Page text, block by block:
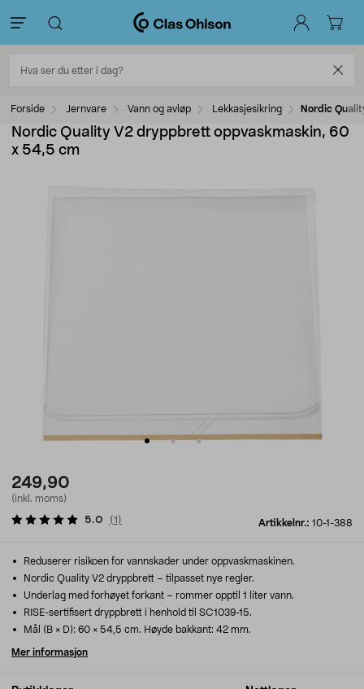
Forside Jernvare Vann og avløp Lekkasjesikring Nordic
Nordic Quality V2 dryppbrett oppvaskmaskin, 60
x 54,5 cm
249,90
(inkl. moms)
Artikkelnr.: 10-1-388
5.0 (1 )
Reduserer risikoen for vannskader under oppvaskmaskinen.
Nordic Quality V2 dryppbrett – tilpasset nye regler.
Underlag med forhøyet forkant – rommer opptil 1 liter vann.
RISE-sertifisert dryppbrett i henhold til SC1039-15.
Mål (B × D): 60 × 54,5 cm. Høyde bakkant: 42 mm.
Mer informasjon